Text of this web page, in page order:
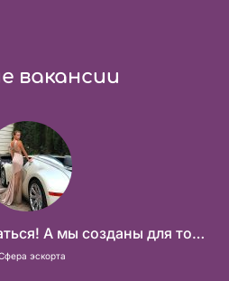
вакансии
Мечты должны сбываться! А мы созданы для того что бы их осуществить!
эскорта